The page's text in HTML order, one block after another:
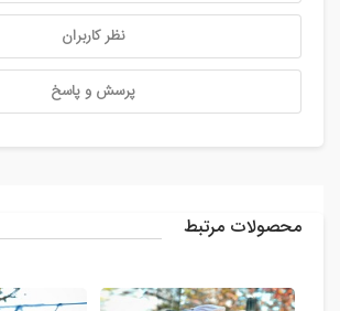
نظر کاربران
پرسش و پاسخ
محصولات مرتبط